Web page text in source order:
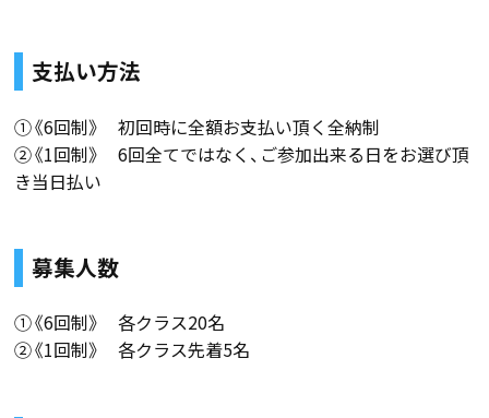
支払い方法
①《6回制》 初回時に全額お支払い頂く全納制
②《1回制》 6回全てではなく、ご参加出来る日をお選び頂
き当日払い
募集人数
①《6回制》 各クラス20名
②《1回制》 各クラス先着5名